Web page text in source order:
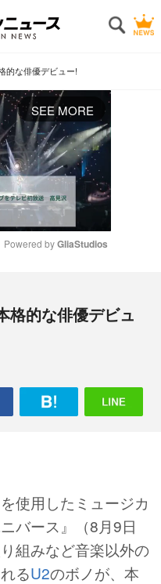
的な俳優デビュー!
SEE MORE
e
Powered by GliaStudios
格的な俳優デビュ
使用したミュージカ
バース』（8月9日
組みなど音楽以外の
るU2のボノが、本